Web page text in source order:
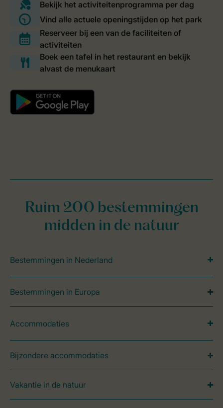
Ruim 200 bestemmingen
midden in de natuur
Bestemmingen in Nederland
Bestemmingen in Europa
Accommodaties
Bijzondere accommodaties
Vakantie in de natuur